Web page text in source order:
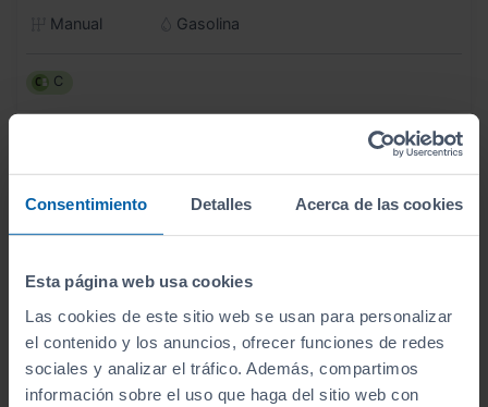
Consentimiento Detalles Acerca de las cookies
Esta página web usa cookies
Las cookies de este sitio web se usan para personalizar
el contenido y los anuncios, ofrecer funciones de redes
sociales y analizar el tráfico. Además, compartimos
información sobre el uso que haga del sitio web con
Manual
Gasolina
C
- 2.500€